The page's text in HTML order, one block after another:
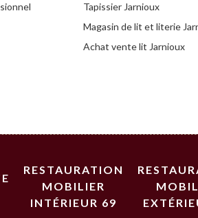
Tapissier Jarnioux
Magasin de lit et literie
Achat vente lit Jarnioux
RESTAURATION
MOBILIER
INTÉRIEUR 69